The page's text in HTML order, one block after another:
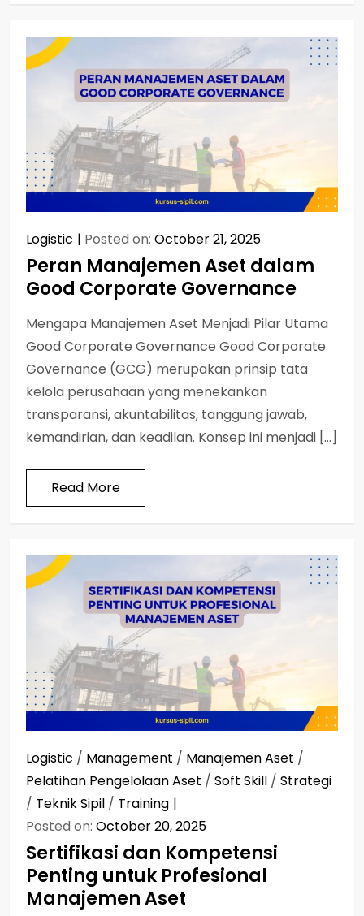
Logistic Posted on: October 21, 2025
Peran Manajemen Aset dalam
Good Corporate Governance
Mengapa Manajemen Aset Menjadi Pilar Utama
Good Corporate Governance Good Corporate
Governance (GCG) merupakan prinsip tata
kelola perusahaan yang menekankan
transparansi, akuntabilitas, tanggung jawab,
kemandirian, dan keadilan. Konsep ini menjadi […]
Read More
Logistic / Management / Manajemen Aset /
Pelatihan Pengelolaan Aset / Soft Skill / Strategi
/ Teknik Sipil / Training
Posted on: October 20, 2025
Sertifikasi dan Kompetensi
Penting untuk Profesional
Manajemen Aset